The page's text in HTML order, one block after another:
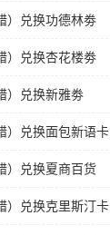
）兑换功德林劵
）兑换杏花楼劵
）兑换新雅劵
）兑换面包新语卡
）兑换夏商百货
）兑换克里斯汀卡